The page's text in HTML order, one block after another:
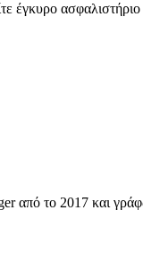
έγκυρο
από το 2017 και